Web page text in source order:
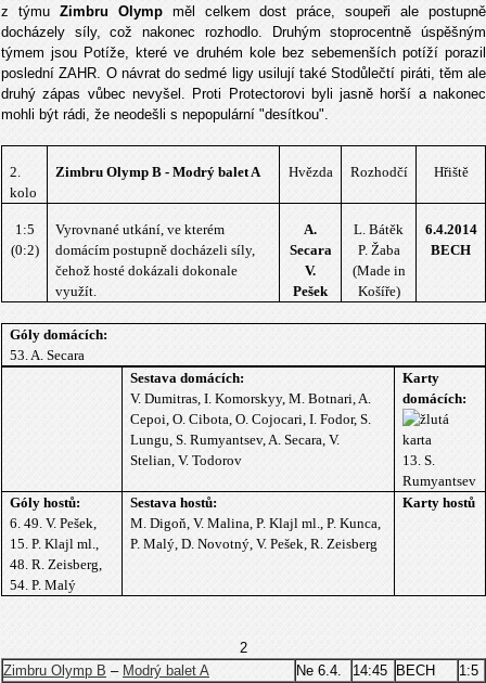
z týmu Zimbru Olymp měl celkem dost práce, soupeři ale postupně
docházely síly, což nakonec rozhodlo. Druhým stoprocentně úspěšným
týmem jsou Potíže, které ve druhém kole bez sebemenších potíží porazil
poslední ZAHR. O návrat do sedmé ligy usilují také Stodůlečtí piráti, těm ale
druhý zápas vůbec nevyšel. Proti Protectorovi byli jasně horší a nakonec
mohli být rádi, že neodešli s nepopulární "desítkou".
2.
kolo
Zimbru Olymp B - Modrý balet A Hvězda Rozhodčí Hřiště
1:5
(0:2)
Vyrovnané utkání, ve kterém
domácím postupně docházeli síly,
čehož hosté dokázali dokonale
využít.
A.
Secara
V.
Pešek
L. Bátěk
P. Žaba
(Made in
Košíře)
6.4.2014
BECH
Góly domácích:
53. A. Secara
Sestava domácích:
V. Dumitras, I. Komorskyy, M. Botnari, A.
Cepoi, O. Cibota, O. Cojocari, I. Fodor, S.
Lungu, S. Rumyantsev, A. Secara, V.
Stelian, V. Todorov
Karty
domácích:
13. S.
Rumyantsev
Góly hostů:
6. 49. V. Pešek,
15. P. Klajl ml.,
48. R. Zeisberg,
54. P. Malý
Sestava hostů:
M. Digoň, V. Malina, P. Klajl ml., P. Kunca,
P. Malý, D. Novotný, V. Pešek, R. Zeisberg
Karty hostů
2
Zimbru Olymp B – Modrý balet A Ne 6.4. 14:45 BECH
1:5